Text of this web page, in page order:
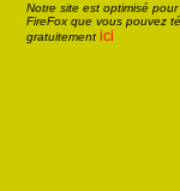
Notre site est optimisé
FireFox que vous pouvez
gratuitement ici